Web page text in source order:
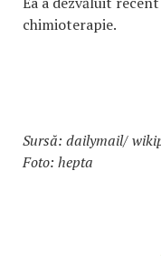
chimioterapie.
Sursă: dailymail/
Foto: hepta